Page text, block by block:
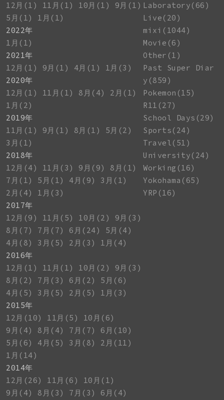
12月(1)
11月(1) 10月(1)
9月(1)
5月(1)
1月(1)
2022年
1月(1)
2021年
12月(1)
9月(1) 4月(1)
1月(3)
2020年
12月(1)
11月(1) 8月(4)
2月(1)
1月(2)
2019年
11月(1)
9月(1) 8月(1)
5月(2)
3月(1)
2018年
12月(4)
11月(3) 9月(9)
8月(1)
7月(1)
5月(1) 4月(9)
3月(1)
2月(4)
1月(3)
2017年
12月(9)
11月(5) 10月(2)
9月(3)
8月(7)
7月(7) 6月(24)
5月(4)
4月(8)
3月(5) 2月(3)
1月(4)
2016年
12月(1)
11月(1) 10月(2)
9月(3)
8月(2)
7月(3) 6月(2)
5月(6)
4月(5)
3月(5) 2月(5)
1月(3)
2015年
12月(10)
11月(5)
10月(6)
9月(4)
8月(4) 7月(7)
6月(10)
5月(6)
4月(5) 3月(8)
2月(11)
1月(14)
2014年
12月(26)
11月(6)
10月(1)
9月(4)
8月(3) 7月(3)
6月(4)
Laboratory(66)
Live(20)
mixi(1044)
Movie(6)
Other(1)
Past Super Diar
y(859)
Pokemon(15)
R11(27)
School Days(29)
Sports(24)
Travel(51)
University(24)
Working(16)
Yokohama(65)
YRP(16)